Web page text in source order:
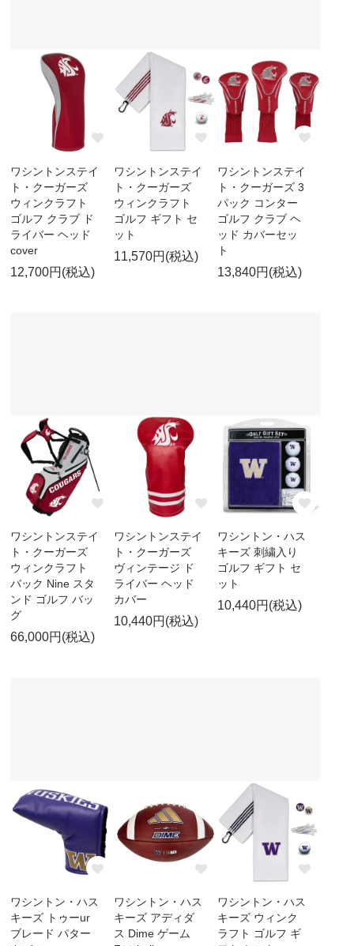
ワシントンステイ
ト・クーガーズ
ウィンクラフト
ゴルフ クラブ ド
ライバー ヘッド
cover
12,700円(税込)
ワシントンステイ
ト・クーガーズ
ウィンクラフト
ゴルフ ギフト セ
ット
11,570円(税込)
ワシントンステイ
ト・クーガーズ 3
パック コンター
ゴルフ クラブ ヘ
ッド カバーセッ
ト
13,840円(税込)
ワシントンステイ
ト・クーガーズ
ウィンクラフト
バック Nine スタ
ンド ゴルフ バッ
グ
66,000円(税込)
ワシントンステイ
ト・クーガーズ
ヴィンテージ ド
ライバー ヘッド
カバー
10,440円(税込)
ワシントン・ハス
キーズ 刺繍入り
ゴルフ ギフト セ
ット
10,440円(税込)
ワシントン・ハス
キーズ トゥーur
ブレード パター
ワシントン・ハス
キーズ アディダ
ス Dime ゲーム
ワシントン・ハス
キーズ ウィンク
ラフト ゴルフ ギ